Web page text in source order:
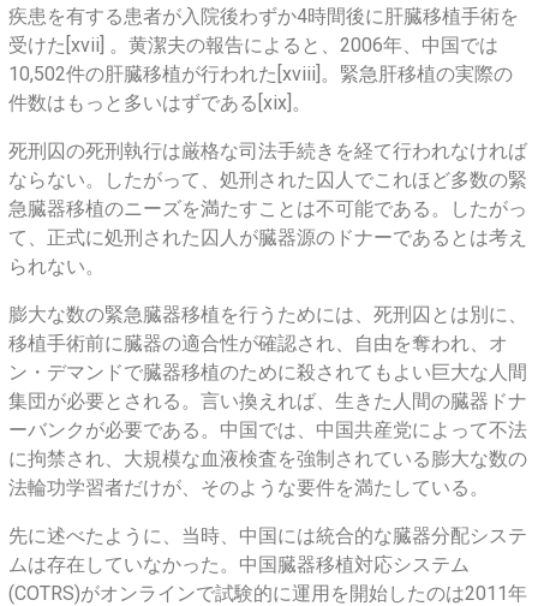
疾患を有する患者が入院後わずか4時間後に肝臓移植手術を
受けた[xvii] 。黄潔夫の報告によると、2006年、中国では
10,502件の肝臓移植が行われた[xviii]。緊急肝移植の実際の
件数はもっと多いはずである[xix]。
死刑囚の死刑執行は厳格な司法手続きを経て行われなければ
ならない。したがって、処刑された囚人でこれほど多数の緊
急臓器移植のニーズを満たすことは不可能である。したがっ
て、正式に処刑された囚人が臓器源のドナーであるとは考え
られない。
膨大な数の緊急臓器移植を行うためには、死刑囚とは別に、
移植手術前に臓器の適合性が確認され、自由を奪われ、オ
ン・デマンドで臓器移植のために殺されてもよい巨大な人間
集団が必要とされる。言い換えれば、生きた人間の臓器ドナ
ーバンクが必要である。中国では、中国共産党によって不法
に拘禁され、大規模な血液検査を強制されている膨大な数の
法輪功学習者だけが、そのような要件を満たしている。
先に述べたように、当時、中国には統合的な臓器分配システ
ムは存在していなかった。中国臓器移植対応システム
(COTRS)がオンラインで試験的に運用を開始したのは2011年